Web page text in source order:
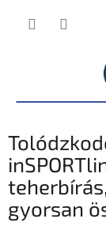
gyorsan